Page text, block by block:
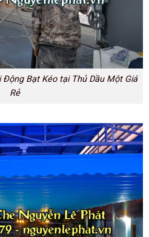
Bạt Kéo tại Thủ Dầu Một Giá
Rẻ